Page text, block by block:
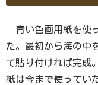
青い色画用紙を使
た。最初から海の中
て貼り付ければ完成
紙は今まで使ってい